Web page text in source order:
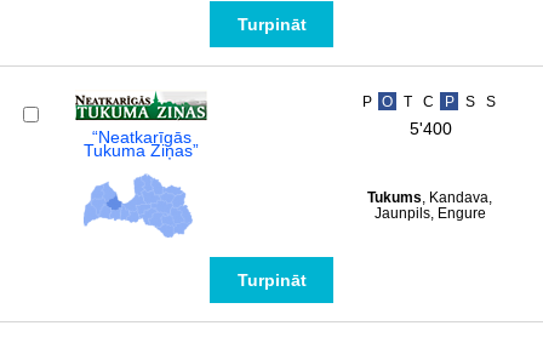
Turpināt
“Neatkarīgās
Tukuma Ziņas”
P O T C P S S
5'400
Tukums, Kandava,
Jaunpils, Engure
Turpināt